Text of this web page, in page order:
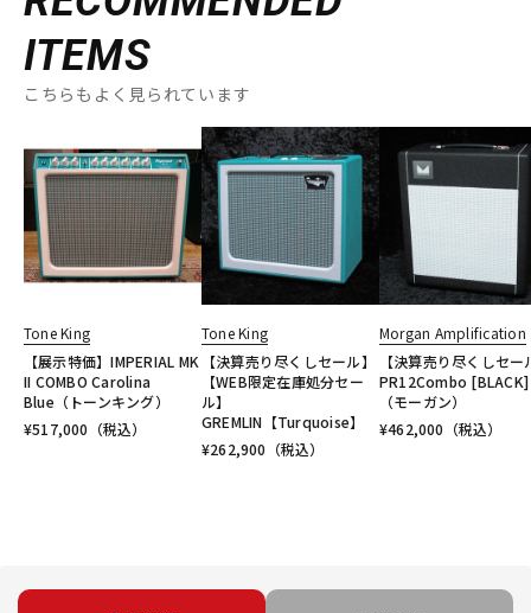
ITEMS
こちらもよく見られています
Tone King
【展示特価】IMPERIAL MK
II COMBO Carolina
Blue（トーンキング）
¥517,000 （税込）
Tone King
【決算売り尽くしセール】
【WEB限定在庫処分セー
ル】
GREMLIN【Turquoise】
¥262,900 （税込）
Morgan Amplification
【決算売り尽くしセー
PR12Combo [BLACK]
（モーガン）
¥462,000 （税込）